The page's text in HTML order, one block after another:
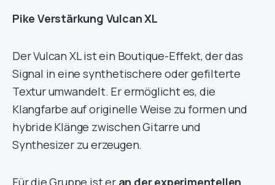
Pike Verstärkung Vulcan XL
Der Vulcan XL ist ein Boutique-Effekt, der das
Signal in eine synthetischere oder gefilterte
Textur umwandelt. Er ermöglicht es, die
Klangfarbe auf originelle Weise zu formen und
hybride Klänge zwischen Gitarre und
Synthesizer zu erzeugen.
Für die Gruppe ist er an der experimentellen